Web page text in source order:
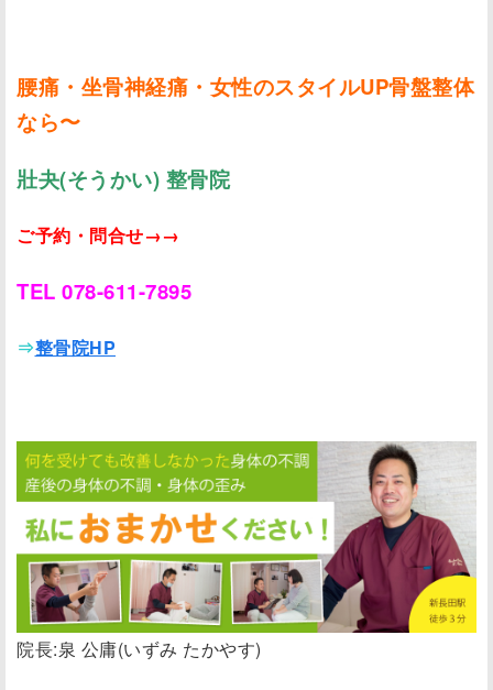
腰痛・坐骨神経痛・女性のスタイルUP骨盤整体
なら〜
壯夬(そうかい) 整骨院
ご予約・問合せ→→
TEL 078-611-7895
⇒整骨院HP
院長:泉 公庸(いずみ たかやす)